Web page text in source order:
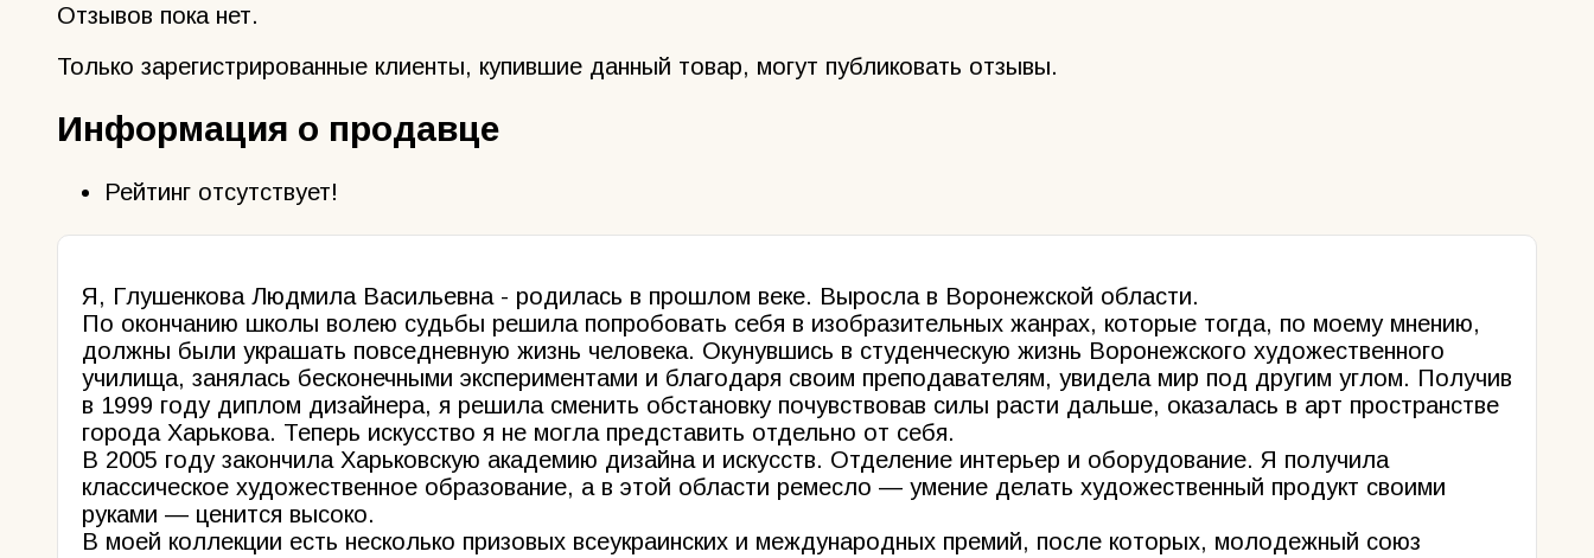
Отзывов пока нет.
Только зарегистрированные клиенты, купившие данный товар, могут публиковать отзывы.
Информация о продавце
Рейтинг отсутствует!
Я, Глушенкова Людмила Васильевна - родилась в прошлом веке. Выросла в Воронежской области.
По окончанию школы волею судьбы решила попробовать себя в изобразительных жанрах, которые тогда, по моему мнению,
должны были украшать повседневную жизнь человека. Окунувшись в студенческую жизнь Воронежского художественного
училища, занялась бесконечными экспериментами и благодаря своим преподавателям, увидела мир под другим углом. Получив
в 1999 году диплом дизайнера, я решила сменить обстановку почувствовав силы расти дальше, оказалась в арт пространстве
города Харькова. Теперь искусство я не могла представить отдельно от себя.
В 2005 году закончила Харьковскую академию дизайна и искусств. Отделение интерьер и оборудование. Я получила
классическое художественное образование, а в этой области ремесло — умение делать художественный продукт своими
руками — ценится высоко.
В моей коллекции есть несколько призовых всеукраинских и международных премий, после которых, молодежный союз